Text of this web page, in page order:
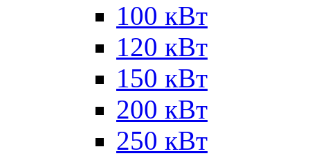
100 кВт
120 кВт
150 кВт
200 кВт
250 кВт